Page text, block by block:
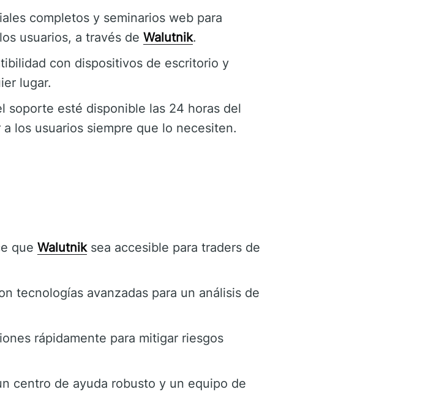
completos y seminarios web para
usuarios, a través de Walutnik.
con dispositivos de escritorio y
lugar.
soporte esté disponible las 24 horas del
los usuarios siempre que lo necesiten.
que Walutniksea accesible para traders de
tecnologías avanzadas para un análisis de
rápidamente para mitigar riesgos
centro de ayuda robusto y un equipo de